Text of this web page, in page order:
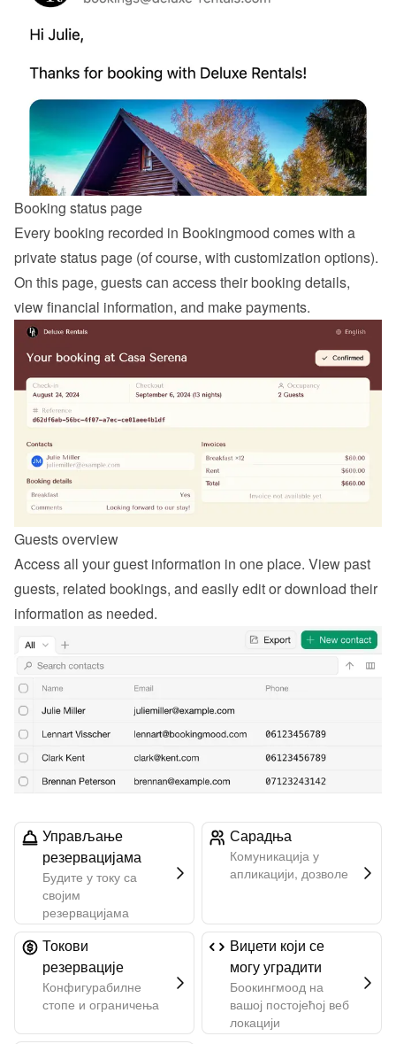
Booking status page
Every booking recorded in Bookingmood comes with a
private status page (of course, with customization options).
On this page, guests can access their booking details,
view financial information, and make payments.
Guests overview
Access all your guest information in one place. View past
guests, related bookings, and easily edit or download their
information as needed.
Управљање
резервацијама
Будите у току са
својим
резервацијама
Сарадња
Комуникација у
апликацији, дозволе
Токови
резервације
Конфигурабилне
стопе и ограничења
Виџети који се
могу уградити
Боокингмоод на
вашој постојећој веб
локацији